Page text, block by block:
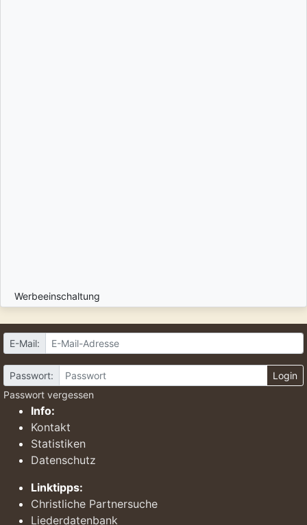
Werbeeinschaltung
E-Mail:
Passwort:
Login
Passwort vergessen
Info:
Kontakt
Statistiken
Datenschutz
Linktipps:
Christliche Partnersuche
Liederdatenbank